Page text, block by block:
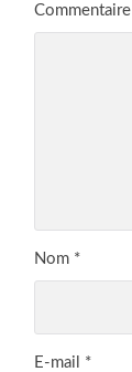
Commentaire
Nom *
E-mail *